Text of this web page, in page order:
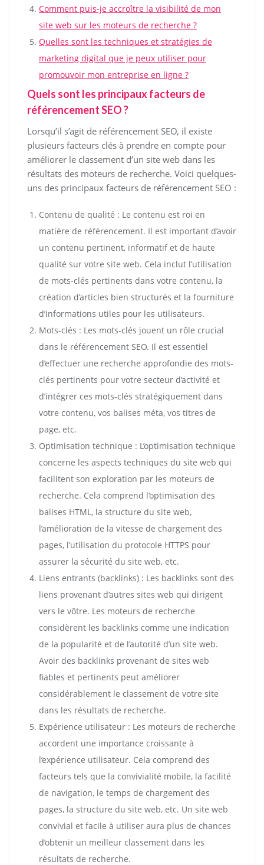
Comment puis-je accroître la visibilité de mon
site web sur les moteurs de recherche ?
Quelles sont les techniques et stratégies de
marketing digital que je peux utiliser pour
promouvoir mon entreprise en ligne ?
Quels sont les principaux facteurs de
référencement SEO ?
Lorsqu’il s’agit de référencement SEO, il existe
plusieurs facteurs clés à prendre en compte pour
améliorer le classement d’un site web dans les
résultats des moteurs de recherche. Voici quelques-
uns des principaux facteurs de référencement SEO :
Contenu de qualité : Le contenu est roi en
matière de référencement. Il est important d’avoir
un contenu pertinent, informatif et de haute
qualité sur votre site web. Cela inclut l’utilisation
de mots-clés pertinents dans votre contenu, la
création d’articles bien structurés et la fourniture
d’informations utiles pour les utilisateurs.
Mots-clés : Les mots-clés jouent un rôle crucial
dans le référencement SEO. Il est essentiel
d’effectuer une recherche approfondie des mots-
clés pertinents pour votre secteur d’activité et
d’intégrer ces mots-clés stratégiquement dans
votre contenu, vos balises méta, vos titres de
page, etc.
Optimisation technique : L’optimisation technique
concerne les aspects techniques du site web qui
facilitent son exploration par les moteurs de
recherche. Cela comprend l’optimisation des
balises HTML, la structure du site web,
l’amélioration de la vitesse de chargement des
pages, l’utilisation du protocole HTTPS pour
assurer la sécurité du site web, etc.
Liens entrants (backlinks) : Les backlinks sont des
liens provenant d’autres sites web qui dirigent
vers le vôtre. Les moteurs de recherche
considèrent les backlinks comme une indication
de la popularité et de l’autorité d’un site web.
Avoir des backlinks provenant de sites web
fiables et pertinents peut améliorer
considérablement le classement de votre site
dans les résultats de recherche.
Expérience utilisateur : Les moteurs de recherche
accordent une importance croissante à
l’expérience utilisateur. Cela comprend des
facteurs tels que la convivialité mobile, la facilité
de navigation, le temps de chargement des
pages, la structure du site web, etc. Un site web
convivial et facile à utiliser aura plus de chances
d’obtenir un meilleur classement dans les
résultats de recherche.